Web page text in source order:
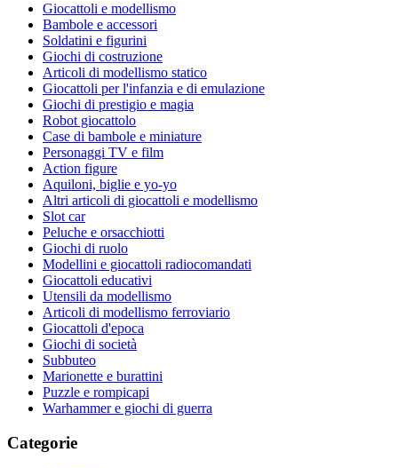
Giocattoli e modellismo
Bambole e accessori
Soldatini e figurini
Giochi di costruzione
Articoli di modellismo statico
Giocattoli per l'infanzia e di emulazione
Giochi di prestigio e magia
Robot giocattolo
Case di bambole e miniature
Personaggi TV e film
Action figure
Aquiloni, biglie e yo-yo
Altri articoli di giocattoli e modellismo
Slot car
Peluche e orsacchiotti
Giochi di ruolo
Modellini e giocattoli radiocomandati
Giocattoli educativi
Utensili da modellismo
Articoli di modellismo ferroviario
Giocattoli d'epoca
Giochi di società
Subbuteo
Marionette e burattini
Puzzle e rompicapi
Warhammer e giochi di guerra
Categorie